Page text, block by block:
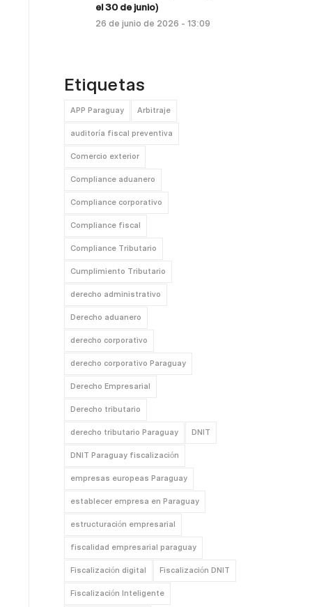
el 30 de junio)
26 de junio de 2026 - 13:09
Etiquetas
APP Paraguay Arbitraje
auditoría fiscal preventiva
Comercio exterior
Compliance aduanero
Compliance corporativo
Compliance fiscal
Compliance Tributario
Cumplimiento Tributario
derecho administrativo
Derecho aduanero
derecho corporativo
derecho corporativo Paraguay
Derecho Empresarial
Derecho tributario
derecho tributario Paraguay DNIT
DNIT Paraguay fiscalización
empresas europeas Paraguay
establecer empresa en Paraguay
estructuración empresarial
fiscalidad empresarial paraguay
Fiscalización digital Fiscalización DNIT
Fiscalización Inteligente